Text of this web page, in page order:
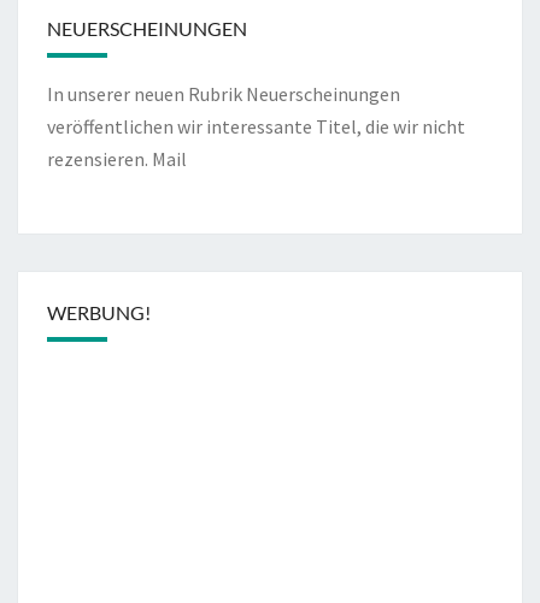
NEUERSCHEINUNGEN
In unserer neuen Rubrik Neuerscheinungen
veröffentlichen wir interessante Titel, die wir nicht
rezensieren. Mail
WERBUNG!